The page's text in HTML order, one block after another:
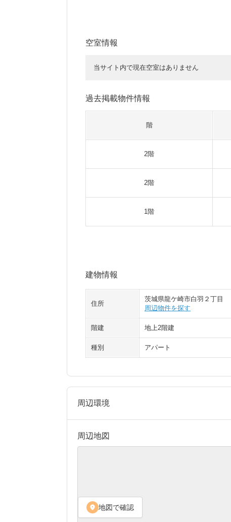
空室情報
当サイト内で現在空室はありません
過去掲載物件情報
階
2階
2階
1階
建物情報
住所
茨城県龍ケ崎市白羽２丁目
周辺物件を探す
階建 地上2階建
種別 アパート
周辺環境
周辺地図
location_on 地図で確認